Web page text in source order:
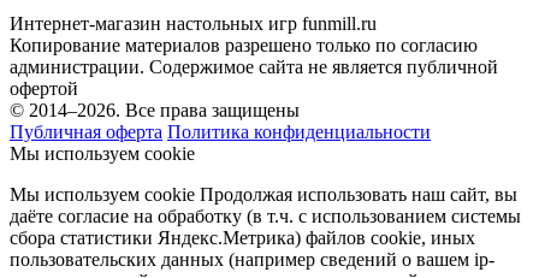
Интернет-магазин настольных игр funmill.ru
Копирование материалов разрешено только по согласию
администрации. Содержимое сайта не является публичной
офертой
© 2014–2026. Все права защищены
Публичная оферта Политика конфиденциальности
Мы используем cookie
Мы используем cookie Продолжая использовать наш cайт, вы
даёте согласие на обработку (в т.ч. с использованием системы
сбора статистики Яндекс.Метрика) файлов cookie, иных
пользовательских данных (например сведений о вашем ip-